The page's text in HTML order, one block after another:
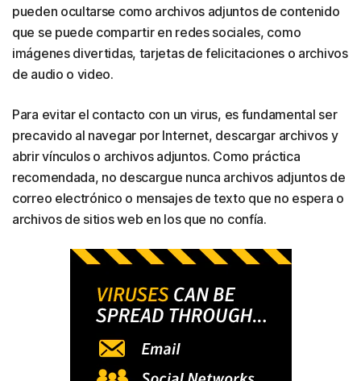
pueden ocultarse como archivos adjuntos de contenido
que se puede compartir en redes sociales, como
imágenes divertidas, tarjetas de felicitaciones o archivos
de audio o video.
Para evitar el contacto con un virus, es fundamental ser
precavido al navegar por Internet, descargar archivos y
abrir vínculos o archivos adjuntos. Como práctica
recomendada, no descargue nunca archivos adjuntos de
correo electrónico o mensajes de texto que no espera o
archivos de sitios web en los que no confía.